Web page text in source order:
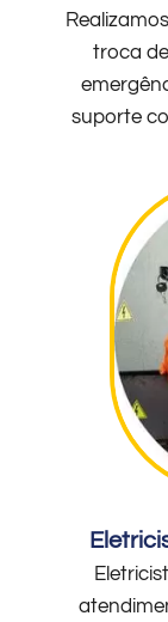
troca
suporte